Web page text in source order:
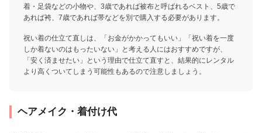
着・足袋などの小物や、3歳であれば被布と呼ばれるベスト、5歳で
あれば袴、7歳であれば帯などを別で購入する必要があります。
祝い着の仕立て直しは、「お金がかかってもいい」「祝い着を一度
しか着ないのはもったいない」と考える人にはおすすめですが、
「安く済ませたい」という理由で仕立て直すと、結果的にレンタル
より高くついてしまう可能性もあるので注意しましょう。
ヘアメイク・着付け代